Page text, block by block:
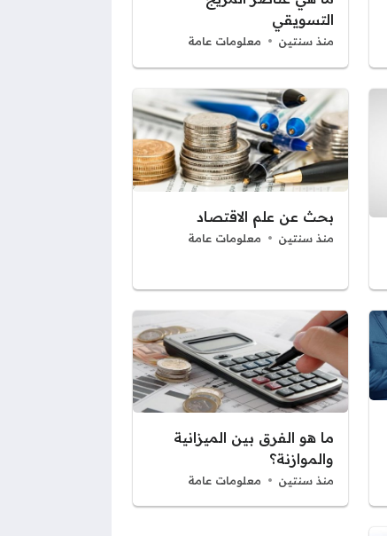
التسويقي
منذ سنتين معلومات عامة
بحث عن علم الاقتصاد
منذ سنتين معلومات عامة
ما هو الفرق بين الميزانية
والموازنة؟
منذ سنتين معلومات عامة